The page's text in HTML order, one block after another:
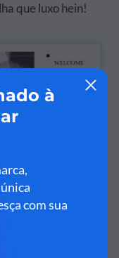
que luxo hein!